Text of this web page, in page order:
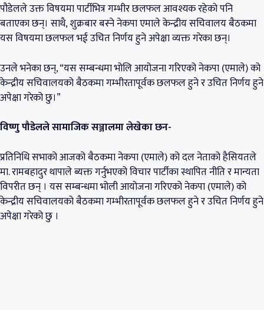
पौडेलले उक्त विषयमा पार्टीभित्र गम्भीर छलफल आवश्यक रहेको पनि
बताएका छन्। साथै, शुक्रबार बस्ने नेकपा एमाले केन्द्रीय सचिवालय बैठकमा
यस विषयमा छलफल भई उचित निर्णय हुने अपेक्षा व्यक्त गरेका छन्।
उनले भनेका छन्, “यस सम्बन्धमा भोलि आयोजना गरिएको नेकपा (एमाले) को
केन्द्रीय सचिवालयको बैठकमा गम्भीरतापूर्वक छलफल हुने र उचित निर्णय हुने
अपेक्षा गरेको छु।”
विष्णु पौडेलले सामाजिक सञ्जालमा लेखेका छन-
प्रतिनिधि सभाको आजको बैठकमा नेकपा (एमाले) को दल नेताको हैसियतले
मा. रामबहादुर थापाले ब्यक्त गर्नुभएको विचार पार्टीका स्थापित नीति र मान्यता
विपरीत छन् । यस सम्बन्धमा भोली आयोजना गरिएको नेकपा (एमाले) को
केन्द्रीय सचिवालयको बैठकमा गम्भीरतापूर्वक छलफल हुने र उचित निर्णय हुने
अपेक्षा गरेको छु ।